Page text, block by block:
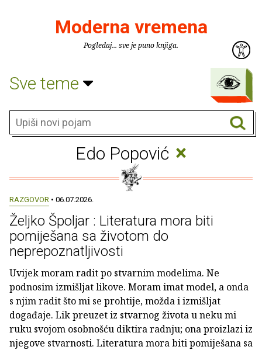
Moderna vremena
Pogledaj... sve je puno knjiga.
Sve teme
Edo Popović ×
RAZGOVOR • 06.07.2026.
Željko Špoljar : Literatura mora biti
pomiješana sa životom do
neprepoznatljivosti
Uvijek moram radit po stvarnim modelima. Ne
podnosim izmišljat likove. Moram imat model, a onda
s njim radit što mi se prohtije, možda i izmišljat
događaje. Lik preuzet iz stvarnog života u neku mi
ruku svojom osobnošću diktira radnju; ona proizlazi iz
njegove stvarnosti. Literatura mora biti pomiješana sa